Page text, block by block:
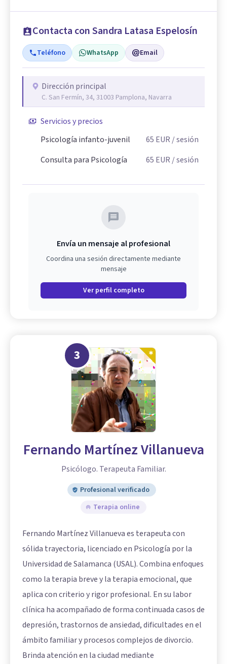
Contacta con Sandra Latasa Espelosín
Teléfono WhatsApp Email
Dirección principal
C. San Fermín, 34, 31003 Pamplona, Navarra
Servicios y precios
Psicología infanto-juvenil
65 EUR / sesión
Consulta para Psicología
65 EUR / sesión
Envía un mensaje al profesional
Coordina una sesión directamente mediante
mensaje
Ver perfil completo
3
Fernando Martínez Villanueva
Psicólogo. Terapeuta Familiar.
Profesional verificado
Terapia online
Fernando Martínez Villanueva es terapeuta con
sólida trayectoria, licenciado en Psicología por la
Universidad de Salamanca (USAL). Combina enfoques
como la terapia breve y la terapia emocional, que
aplica con criterio y rigor profesional. En su labor
clínica ha acompañado de forma continuada casos de
depresión, trastornos de ansiedad, dificultades en el
ámbito familiar y procesos complejos de divorcio.
Brinda atención en la ciudad mediante